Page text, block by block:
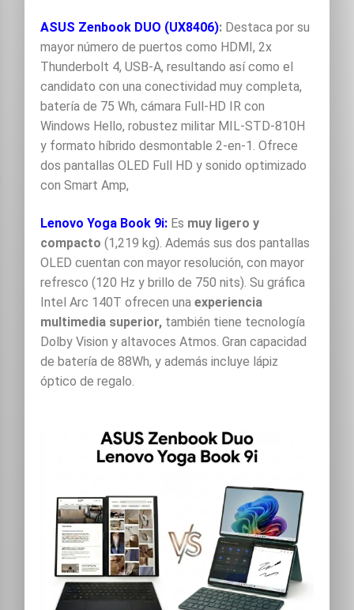
ASUS Zenbook DUO (UX8406): Destaca por su
mayor número de puertos como HDMI, 2x
Thunderbolt 4, USB-A, resultando así como el
candidato con una conectividad muy completa,
batería de 75 Wh, cámara Full-HD IR con
Windows Hello, robustez militar MIL-STD-810H
y formato híbrido desmontable 2-en-1.Ofrece
dos pantallas OLED Full HD y sonido optimizado
con Smart Amp,
Lenovo Yoga Book 9i: Es muy ligero y
compacto (1,219 kg). Además sus dos pantallas
OLED cuentan con mayor resolución, con mayor
refresco (120 Hz y brillo de 750 nits). Su gráfica
Intel Arc 140T ofrecen unaexperiencia
multimedia superior, también tiene tecnología
Dolby Vision y altavoces Atmos. Gran capacidad
de batería de 88Wh, y además incluye lápiz
óptico de regalo.